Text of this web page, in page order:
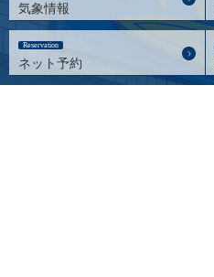
気象情報
Reservation
ネット予約